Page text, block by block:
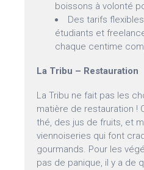
boissons à volonté
Des tarifs
étudiants et
chaque centime
La Tribu – Restauration
La Tribu ne fait pas les
matière de restauration !
thé, des jus de fruits, et
viennoiseries qui font
gourmands. Pour les
pas de panique, il y a de